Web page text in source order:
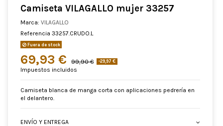
Camiseta VILAGALLO mujer 33257
Marca: VILAGALLO
Referencia 33257.CRUDO.L
Fuera de stock
69,93 € 99,90 € -29,97 €
Impuestos incluidos
Camiseta blanca de manga corta con aplicaciones pedrería en
el delantero.
ENVÍO Y ENTREGA